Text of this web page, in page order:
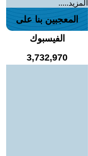
المزيد.....
المعجبين بنا على
الفيسبوك
3,732,970